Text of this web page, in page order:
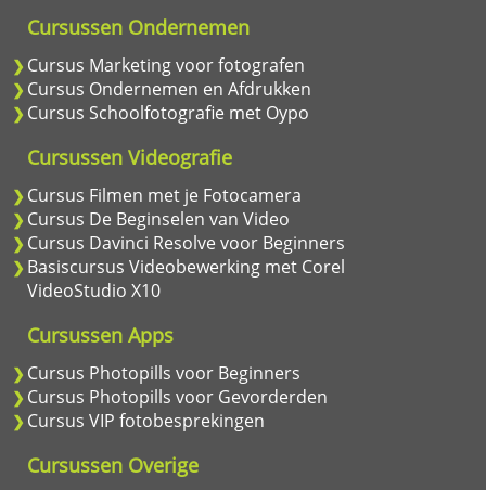
Cursussen Ondernemen
Cursus Marketing voor fotografen
Cursus Ondernemen en Afdrukken
Cursus Schoolfotografie met Oypo
Cursussen Videografie
Cursus Filmen met je Fotocamera
Cursus De Beginselen van Video
Cursus Davinci Resolve voor Beginners
Basiscursus Videobewerking met Corel
VideoStudio X10
Cursussen Apps
Cursus Photopills voor Beginners
Cursus Photopills voor Gevorderden
Cursus VIP fotobesprekingen
Cursussen Overige